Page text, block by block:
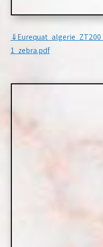
1_zebra.pdf